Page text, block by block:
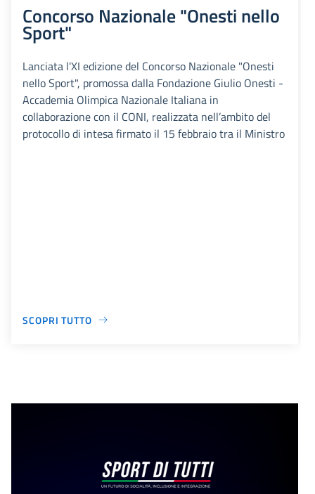
Concorso Nazionale "Onesti nello
Sport"
Lanciata l'XI edizione del Concorso Nazionale "Onesti
nello Sport", promossa dalla Fondazione Giulio Onesti -
Accademia Olimpica Nazionale Italiana in
collaborazione con il CONI, realizzata nell’ambito del
protocollo di intesa firmato il 15 febbraio tra il Ministro
SCOPRI TUTTO